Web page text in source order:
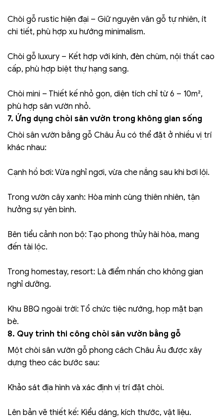
Chòi gỗ rustic hiện đại – Giữ nguyên vân gỗ tự nhiên, ít
chi tiết, phù hợp xu hướng minimalism.
Chòi gỗ luxury – Kết hợp với kính, đèn chùm, nội thất cao
cấp, phù hợp biệt thự hạng sang.
Chòi mini – Thiết kế nhỏ gọn, diện tích chỉ từ 6 – 10m²,
phù hợp sân vườn nhỏ.
7. Ứng dụng chòi sân vườn trong không gian sống
Chòi sân vườn bằng gỗ Châu Âu có thể đặt ở nhiều vị trí
khác nhau:
Cạnh hồ bơi: Vừa nghỉ ngơi, vừa che nắng sau khi bơi lội.
Trong vườn cây xanh: Hòa mình cùng thiên nhiên, tận
hưởng sự yên bình.
Bên tiểu cảnh non bộ: Tạo phong thủy hài hòa, mang
đến tài lộc.
Trong homestay, resort: Là điểm nhấn cho không gian
nghỉ dưỡng.
Khu BBQ ngoài trời: Tổ chức tiệc nướng, họp mặt bạn
bè.
8. Quy trình thi công chòi sân vườn bằng gỗ
Một chòi sân vườn gỗ phong cách Châu Âu được xây
dựng theo các bước sau:
Khảo sát địa hình và xác định vị trí đặt chòi.
Lên bản vẽ thiết kế: Kiểu dáng, kích thước, vật liệu.